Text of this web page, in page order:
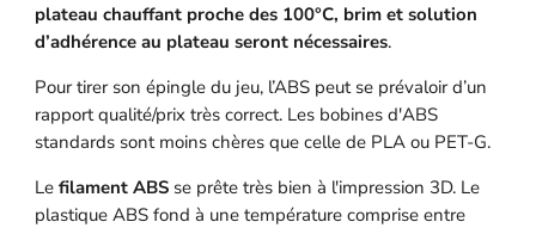
plateau chauffant proche des 100°C, brim et solution
d’adhérence au plateau seront nécessaires.
Pour tirer son épingle du jeu, l’ABS peut se prévaloir d’un
rapport qualité/prix très correct. Les bobines d'ABS
standards sont moins chères que celle de PLA ou PET-G.
Le filament ABSse prête très bien à l'impression 3D. Le
plastique ABS fond à une température comprise entre